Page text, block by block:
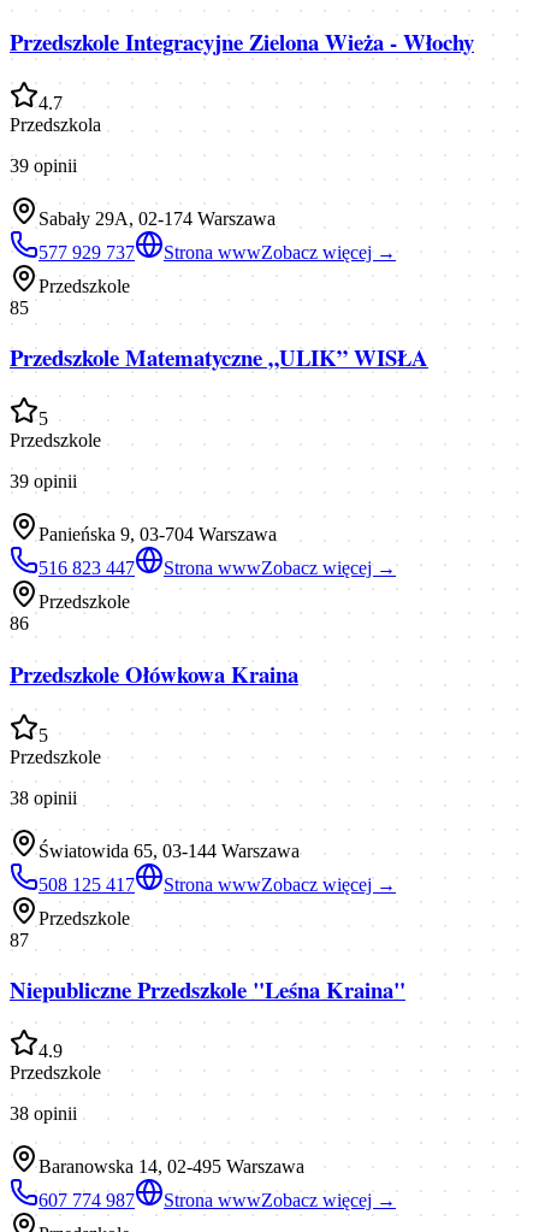
Przedszkole Integracyjne Zielona Wieża - Włochy
4.7
Przedszkola
39 opinii
Sabały 29A, 02-174 Warszawa
577 929 737
Strona wwwZobacz więcej →
Przedszkole
85
Przedszkole Matematyczne „ULIK” WISŁA
5
Przedszkole
39 opinii
Panieńska 9, 03-704 Warszawa
516 823 447
Strona wwwZobacz więcej →
Przedszkole
86
Przedszkole Ołówkowa Kraina
5
Przedszkole
38 opinii
Światowida 65, 03-144 Warszawa
508 125 417
Strona wwwZobacz więcej →
Przedszkole
87
Niepubliczne Przedszkole "Leśna Kraina"
4.9
Przedszkole
38 opinii
Baranowska 14, 02-495 Warszawa
607 774 987
Strona wwwZobacz więcej →